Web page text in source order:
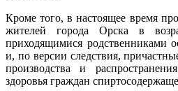
Кроме того, в настоящее время
жителей города Орска в
приходящимися родственниками
и, по версии следствия,
производства и
здоровья граждан